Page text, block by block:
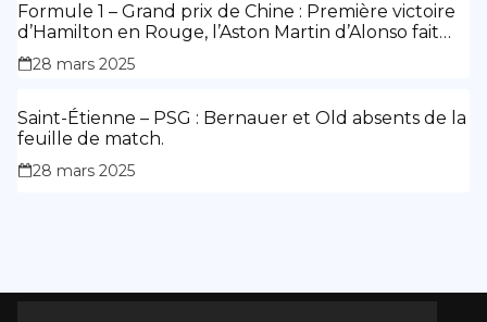
Formule 1 – Grand prix de Chine : Première victoire
d’Hamilton en Rouge, l’Aston Martin d’Alonso fait
des siennes.
28 mars 2025
Saint-Étienne – PSG : Bernauer et Old absents de la
feuille de match.
28 mars 2025